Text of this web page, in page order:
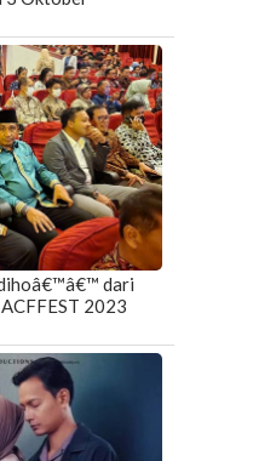
dari
2023